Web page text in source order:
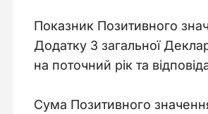
Показник Позитивного
Додатку 3 загальної
на поточний рік та
Сума Позитивного